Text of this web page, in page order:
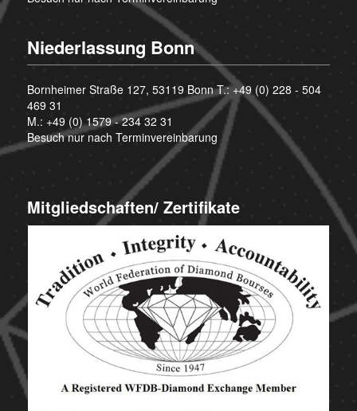
Niederlassung Bonn
Bornheimer Straße 127, 53119 Bonn T.:+49 (0) 228 - 504
469 31
M.: +49 (0) 1579 - 234 32 31
Besuch nur nach Terminvereinbarung
Mitgliedschaften/ Zertifikate